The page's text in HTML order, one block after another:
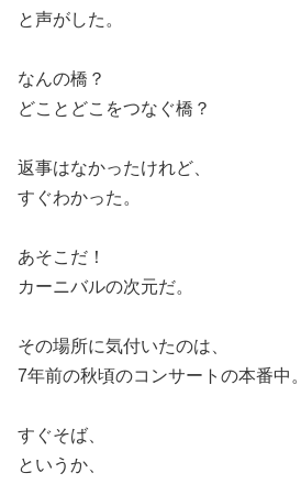
と声がした。
なんの橋？
どことどこをつなぐ橋？
返事はなかったけれど、
すぐわかった。
あそこだ！
カーニバルの次元だ。
その場所に気付いたのは、
7年前の秋頃のコンサートの本番中。
すぐそば、
というか、